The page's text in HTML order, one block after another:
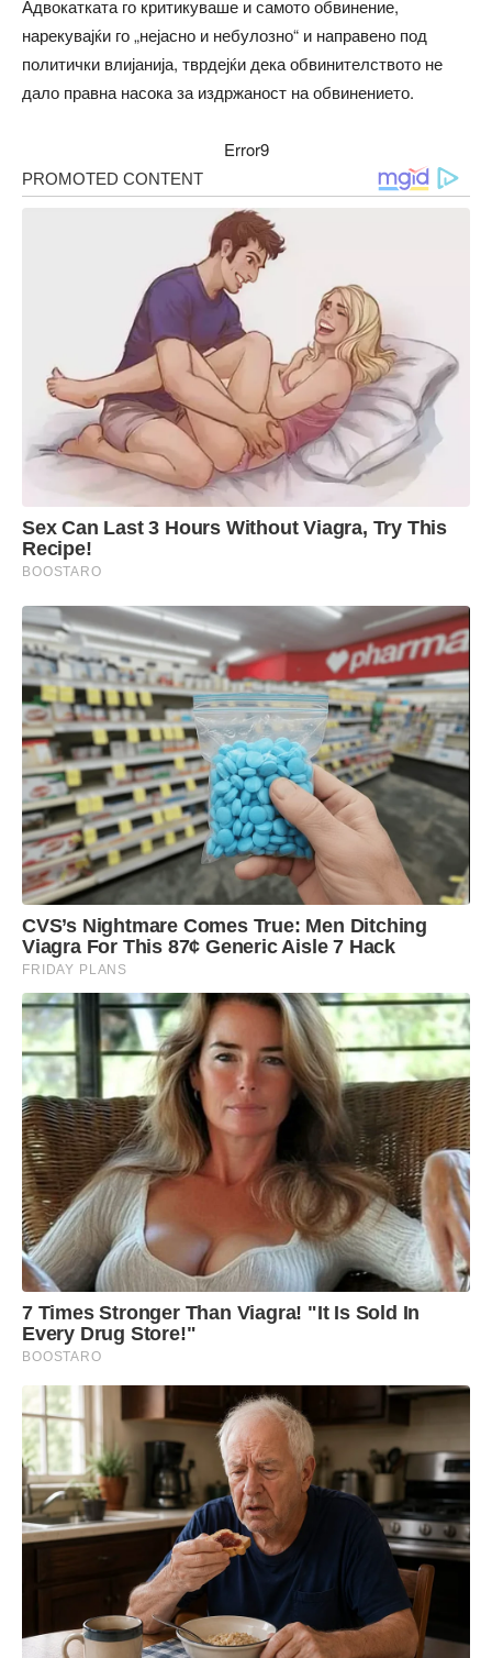
Адвокатката го критикуваше и самото обвинение,
нарекувајќи го „нејасно и небулозно“ и направено под
политички влијанија, тврдејќи дека обвинителството не
дало правна насока за издржаност на обвинението.
Error9